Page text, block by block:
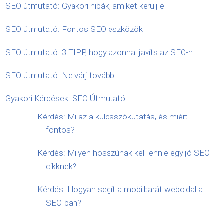
SEO útmutató: Gyakori hibák, amiket kerülj el
SEO útmutató: Fontos SEO eszközök
SEO útmutató: 3 TIPP, hogy azonnal javíts az SEO-n
SEO útmutató: Ne várj tovább!
Gyakori Kérdések: SEO Útmutató
Kérdés: Mi az a kulcsszókutatás, és miért
fontos?
Kérdés: Milyen hosszúnak kell lennie egy jó SEO
cikknek?
Kérdés: Hogyan segít a mobilbarát weboldal a
SEO-ban?